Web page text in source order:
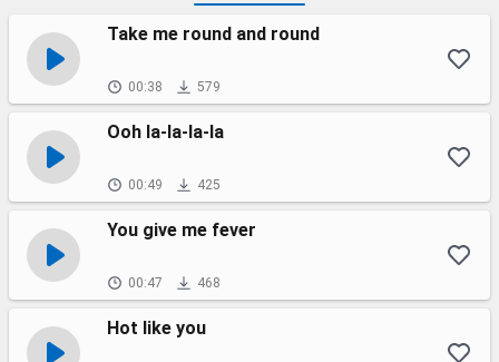
Take me round and round
00:38 579
Ooh la-la-la-la
00:49 425
You give me fever
00:47 468
Hot like you